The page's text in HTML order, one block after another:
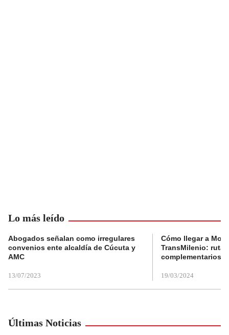
Lo más leído
Abogados señalan como irregulares
convenios ente alcaldía de Cúcuta y
AMC
13/07/2023
Cómo llegar a
TransMilenio:
complementarios
19/03/2024
Últimas Noticias